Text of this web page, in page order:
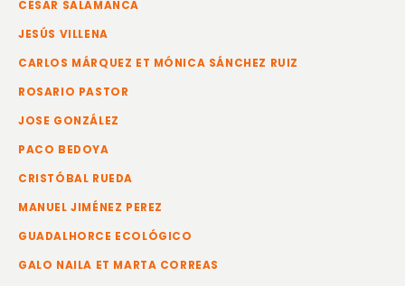
CÉSAR SALAMANCA
JESÚS VILLENA
CARLOS MÁRQUEZ ET MÓNICA SÁNCHEZ RUIZ
ROSARIO PASTOR
JOSE GONZÁLEZ
PACO BEDOYA
CRISTÓBAL RUEDA
MANUEL JIMÉNEZ PEREZ
GUADALHORCE ECOLÓGICO
GALO NAILA ET MARTA CORREAS